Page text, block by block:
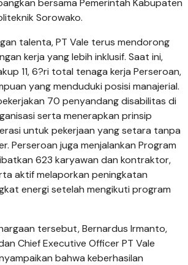
Sorowako.
talenta, PT Vale terus mendorong
kerja yang lebih inklusif. Saat ini,
11, 6?ri total tenaga kerja Perseroan,
yang menduduki posisi manajerial.
70 penyandang disabilitas di
serta menerapkan prinsip
untuk pekerjaan yang setara tanpa
Perseroan juga menjalankan Program
623 karyawan dan kontraktor,
aktif melaporkan peningkatan
energi setelah mengikuti program
tersebut, Bernardus Irmanto,
Chief Executive Officer PT Vale
bahwa keberhasilan